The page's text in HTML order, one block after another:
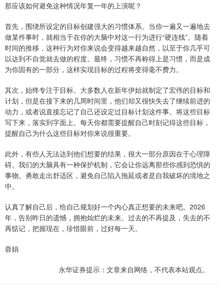
那应该如何避免这种情况年复一年的上演呢？
首先，围绕所设定的目标创建强大的习惯体系。当你一遍又一遍地去
做某件事时，就相当于在你的大脑中对这一行为进行“硬连线”。随着
时间的推移，这种行为对你来说会变得越来越自然，以至于你几乎可
以达到不自觉就去做的程度。最终，习惯不再称得上是习惯，而是成
为你固有的一部分，这样实现目标的过程将变得毫不费力。
其次，始终专注于目标。大多数人在新年伊始就制定了宏伟的目标和
计划，但是在接下来的几周时间里，他们却又很快失去了继续前进的
动力，或者说直接忘记了自己还设定过目标计划这件事。将这些目标
写下来，落实到字面上。每天你都需要提醒自己时刻记得这些目标，
提醒自己为什么这些目标对你来说很重要。
此外，有些人无法达到他们想要的结果，很大一部分原因在于心理障
碍。我们的大脑具有一种保护机制，它会让你远离那些你感到恐惧的
事物。勇敢走出舒适区，避免自己陷入拖延或者是自我破坏的境地之
中。
认真了解自己后，给自己规划好一个内心真正想要的未来吧。2026
年，告别昨日的遗憾，拥抱灿烂的未来。过去的不再提及，失去的不
再惦记，把握现在，珍惜眼前，过好每一天。
蓉娟
永华证券提示：文章来自网络，不代表本站观点。